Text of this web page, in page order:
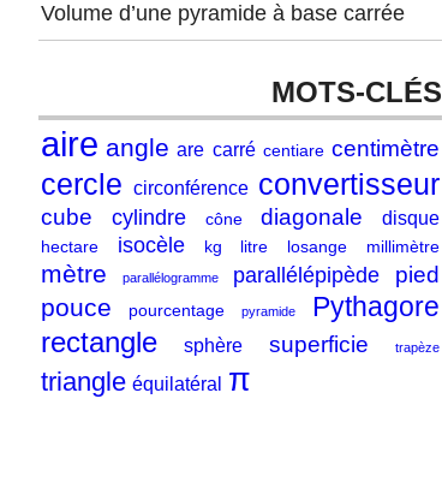
Volume d’une pyramide à base carrée
MOTS-CLÉS
aire angle are carré centiare centimètre
cercle circonférence convertisseur
cube cylindre cône diagonale disque
hectare isocèle kg litre losange millimètre
mètre parallélogramme parallélépipède pied
pouce pourcentage pyramide Pythagore
rectangle sphère superficie trapèze
triangle équilatéral π